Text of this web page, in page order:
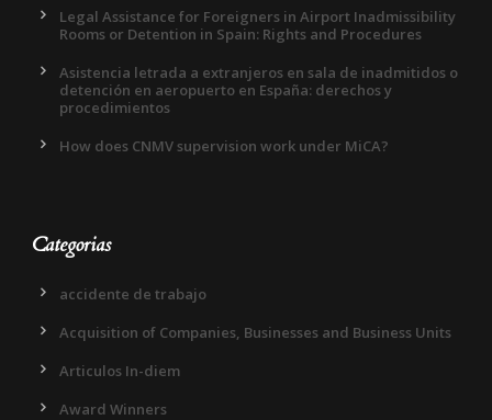
Legal Assistance for Foreigners in Airport Inadmissibility
Rooms or Detention in Spain: Rights and Procedures
Asistencia letrada a extranjeros en sala de inadmitidos o
detención en aeropuerto en España: derechos y
procedimientos
How does CNMV supervision work under MiCA?
Categorias
accidente de trabajo
Acquisition of Companies, Businesses and Business Units
Articulos In-diem
Award Winners